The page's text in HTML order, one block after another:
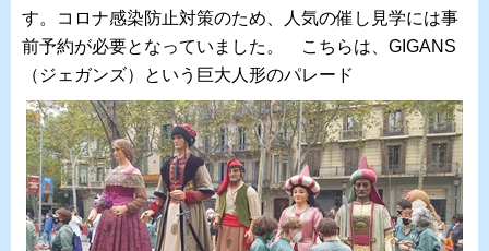
す。コロナ感染防止対策のため、人気の催し見学には事
前予約が必要となっていました。 こちらは、GIGANS
（ジェガンズ）という巨大人形のパレード